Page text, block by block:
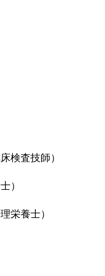
検査技師）
）
栄養士）